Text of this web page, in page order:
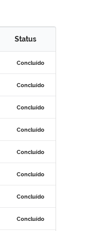
Status
Concluído
Concluído
Concluído
Concluído
Concluído
Concluído
Concluído
Concluído